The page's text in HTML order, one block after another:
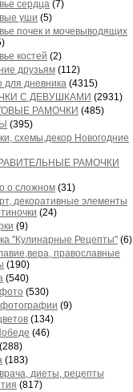
сердца (7)
уши (5)
почек и мочевыводящих
костей (2)
друзьям (112)
для дневника (4315)
С ДЕВУШКАМИ (2931)
РАМОЧКИ (485)
(395)
схемы,декор Новогодние
РАМОЧКИ
о сложном (31)
декоративные элементы
(24)
(9)
"Кулинарные Рецепты" (6)
православные
(190)
(540)
(530)
(9)
(134)
(46)
(288)
(183)
диеты, рецепты
(817)